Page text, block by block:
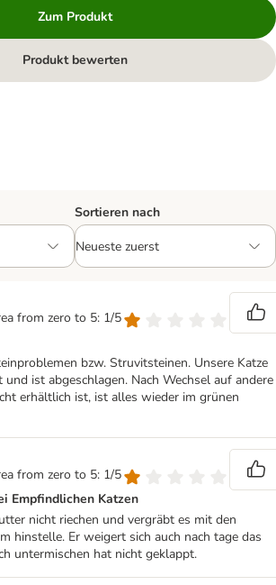
Zum Produkt
Produkt bewerten
Sortieren nach
from zero to 5: 1/5
bzw. Struvitsteinen. Unsere Katze
ist abgeschlagen. Nach Wechsel auf andere
erhältlich ist, ist alles wieder im grünen
from zero to 5: 1/5
Empfindlichen Katzen
nicht riechen und vergräbt es mit den
hinstelle. Er weigert sich auch nach tage das
untermischen hat nicht geklappt.